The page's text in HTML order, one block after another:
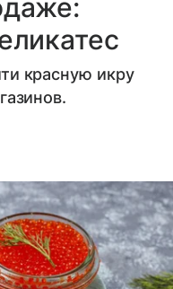
красную икру